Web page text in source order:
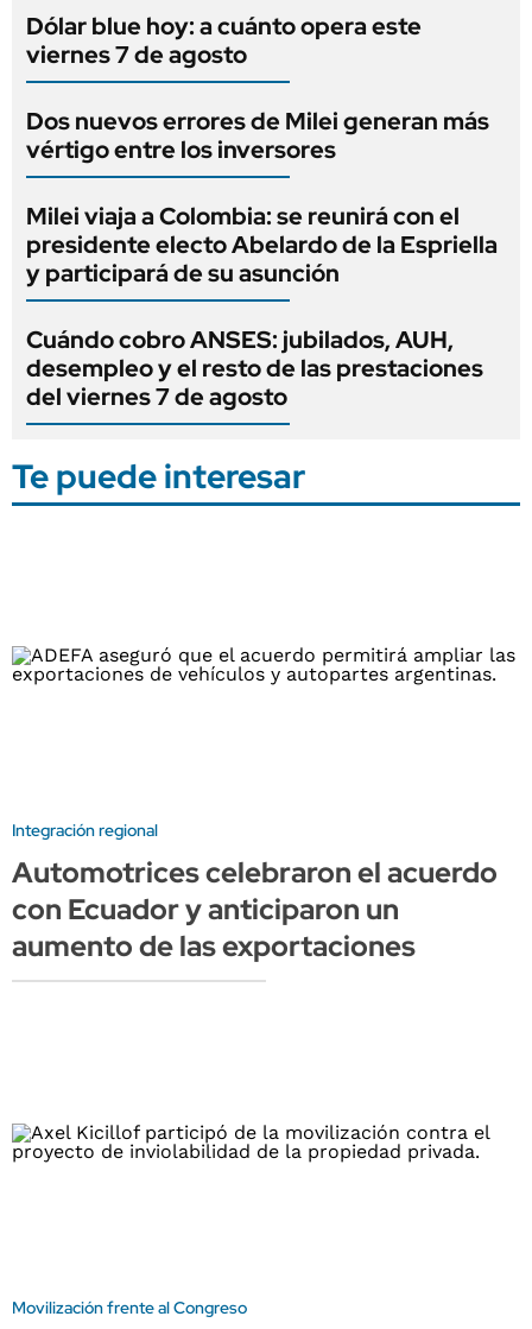
Dólar blue hoy: a cuánto opera este
viernes 7 de agosto
Dos nuevos errores de Milei generan más
vértigo entre los inversores
Milei viaja a Colombia: se reunirá con el
presidente electo Abelardo de la Espriella
y participará de su asunción
Cuándo cobro ANSES: jubilados, AUH,
desempleo y el resto de las prestaciones
del viernes 7 de agosto
Te puede interesar
Integración regional
Automotrices celebraron el acuerdo
con Ecuador y anticiparon un
aumento de las exportaciones
Movilización frente al Congreso